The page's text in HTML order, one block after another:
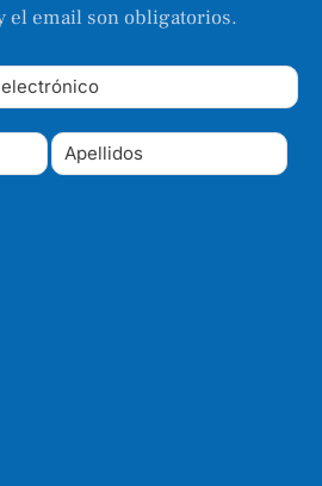
el email son obligatorios.